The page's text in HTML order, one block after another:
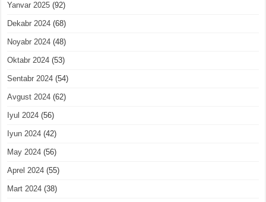
Yanvar 2025 (92)
Dekabr 2024 (68)
Noyabr 2024 (48)
Oktabr 2024 (53)
Sentabr 2024 (54)
Avgust 2024 (62)
Iyul 2024 (56)
Iyun 2024 (42)
May 2024 (56)
Aprel 2024 (55)
Mart 2024 (38)